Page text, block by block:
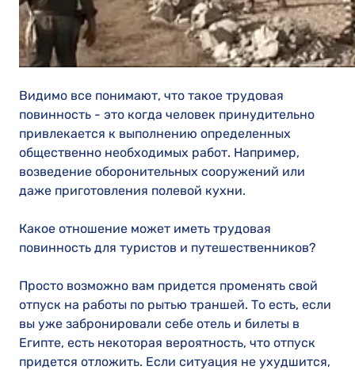
Видимо все понимают, что такое трудовая
повинность - это когда человек принудительно
привлекается к выполнению определенных
общественно необходимых работ. Например,
возведение оборонительных сооружений или
даже приготовления полевой кухни.
Какое отношение может иметь трудовая
повинность для туристов и путешественников?
Просто возможно вам придется променять свой
отпуск на работы по рытью траншей. То есть, если
вы уже забронировали себе отель и билеты в
Египте, есть некоторая вероятность, что отпуск
придется отложить. Если ситуация не ухудшится,